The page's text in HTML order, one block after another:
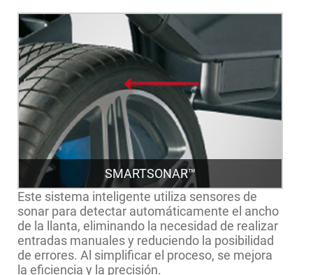
SMARTSONAR™
Este sistema inteligente utiliza sensores de
sonar para detectar automáticamente el ancho
de la llanta, eliminando la necesidad de realizar
entradas manuales y reduciendo la posibilidad
de errores. Al simplificar el proceso, se mejora
la eficiencia y la precisión.